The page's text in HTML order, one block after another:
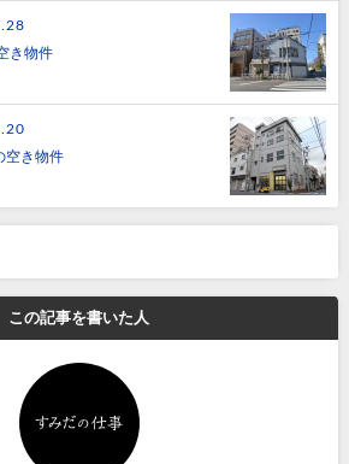
き物件
空き物件
この記事を書いた人